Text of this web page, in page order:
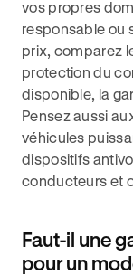
vos propres
responsable ou
prix, comparez
protection du
disponible, la
Pensez aussi
véhicules
dispositifs
conducteurs et
Faut-il une
pour un